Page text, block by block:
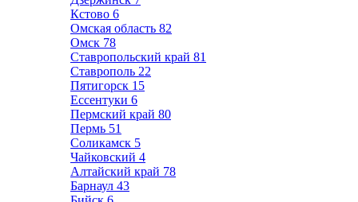
Кстово 6
Омская область 82
Омск 78
Ставропольский край 81
Ставрополь 22
Пятигорск 15
Ессентуки 6
Пермский край 80
Пермь 51
Соликамск 5
Чайковский 4
Алтайский край 78
Барнаул 43